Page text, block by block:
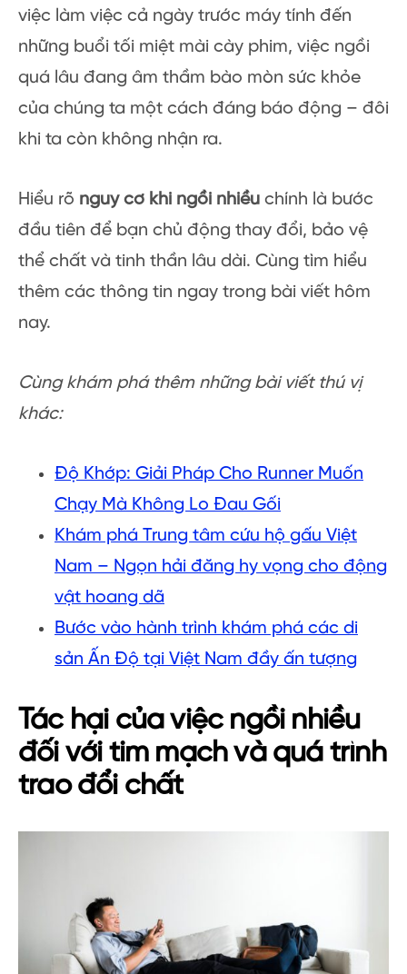
việc làm việc cả ngày trước máy tính đến
những buổi tối miệt mài cày phim, việc ngồi
quá lâu đang âm thầm bào mòn sức khỏe
của chúng ta một cách đáng báo động – đôi
khi ta còn không nhận ra.
Hiểu rõ nguy cơ khi ngồi nhiều chính là bước
đầu tiên để bạn chủ động thay đổi, bảo vệ
thể chất và tinh thần lâu dài. Cùng tìm hiểu
thêm các thông tin ngay trong bài viết hôm
nay.
Cùng khám phá thêm những bài viết thú vị
khác:
Độ Khớp: Giải Pháp Cho Runner Muốn
Chạy Mà Không Lo Đau Gối
Khám phá Trung tâm cứu hộ gấu Việt
Nam – Ngọn hải đăng hy vọng cho động
vật hoang dã
Bước vào hành trình khám phá các di
sản Ấn Độ tại Việt Nam đầy ấn tượng
Tác hại của việc ngồi nhiều
đối với tim mạch và quá trình
trao đổi chất